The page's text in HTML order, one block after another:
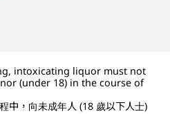
intoxicating liquor must not
(under 18) in the course of
中，向未成年人 (18 歲以下人士)